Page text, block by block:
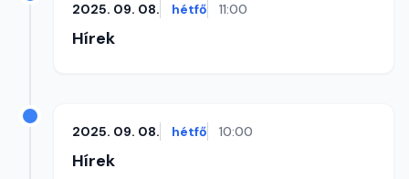
2025. 09. 08. hétfő 11:00
Hírek
2025. 09. 08. hétfő 10:00
Hírek